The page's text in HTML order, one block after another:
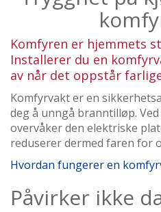
Komfyren er hjemmets
Installerer du en
av når det oppstår
Komfyrvakt er en
deg å unngå branntilløp.
overvåker den elektriske
reduserer dermed faren for
Hvordan fungerer en
Påvirker ikke